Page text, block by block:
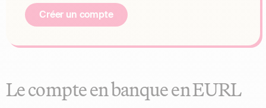
Créer un compte
Le compte en banque en EURL